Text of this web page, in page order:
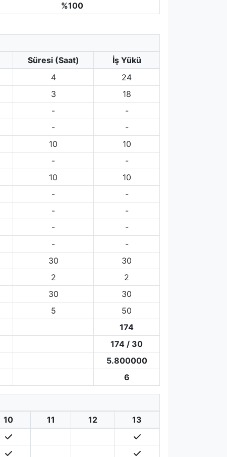
%100
Süresi (Saat)
İş Yükü
4
24
3
18
-
-
-
-
10
10
-
-
10
10
-
-
-
-
-
-
-
-
30
30
2
2
30
30
5
50
174
174 / 30
5.800000
6
10 11 12
13